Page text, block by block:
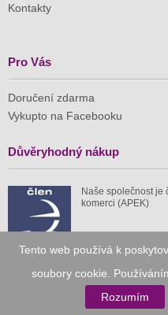
Tento web používá k
soubory cookie.
Rozumím
Kontakty
Pro Vás
Doručení zdarma
Vykupto na Facebooku
Důvěryhodný nákup
Naše společnost je
komerci (APEK)
Již od roku 2010